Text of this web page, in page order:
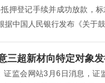
押登记手续并成功放款，
据中国人民银行发布《关于
三超新材向特定对象
证监会网站3月6日消息，证